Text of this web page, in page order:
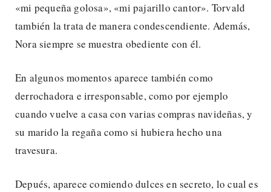
«mi pequeña golosa», «mi pajarillo cantor». Torvald
también la trata de manera condescendiente. Además,
Nora siempre se muestra obediente con él.
En algunos momentos aparece también como
derrochadora e irresponsable, como por ejemplo
cuando vuelve a casa con varias compras navideñas, y
su marido la regaña como si hubiera hecho una
travesura.
Depués, aparece comiendo dulces en secreto, lo cual es